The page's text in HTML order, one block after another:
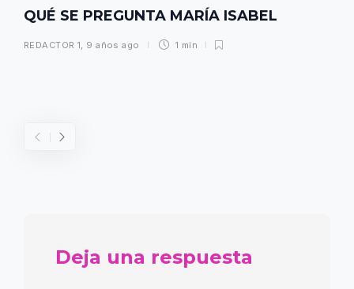
QUÉ SE PREGUNTA MARÍA ISABEL
REDACTOR 1 9 años ago 1 min
Deja una respuesta